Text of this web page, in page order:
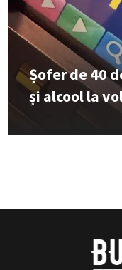
Șofer de 40
și alcool la